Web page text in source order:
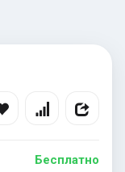
Бесплатно